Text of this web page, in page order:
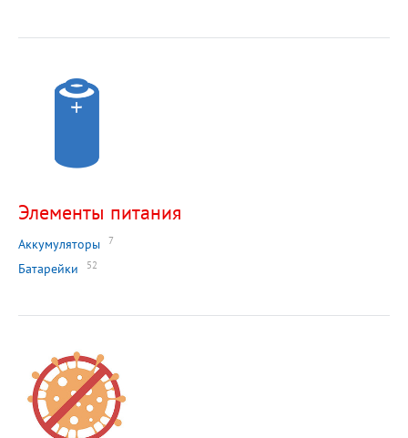
Элементы питания
Аккумуляторы 7
Батарейки 52